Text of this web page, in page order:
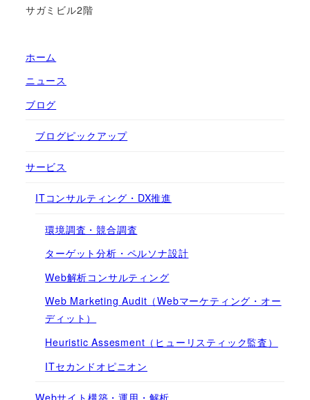
サガミビル2階
ホーム
ニュース
ブログ
ブログピックアップ
サービス
ITコンサルティング・DX推進
環境調査・競合調査
ターゲット分析・ペルソナ設計
Web解析コンサルティング
Web Marketing Audit（Webマーケティング・オー
ディット）
Heuristic Assesment（ヒューリスティック監査）
ITセカンドオピニオン
Webサイト構築・運用・解析